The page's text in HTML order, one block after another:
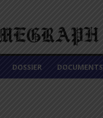
DOSSIER DOCUMENTS